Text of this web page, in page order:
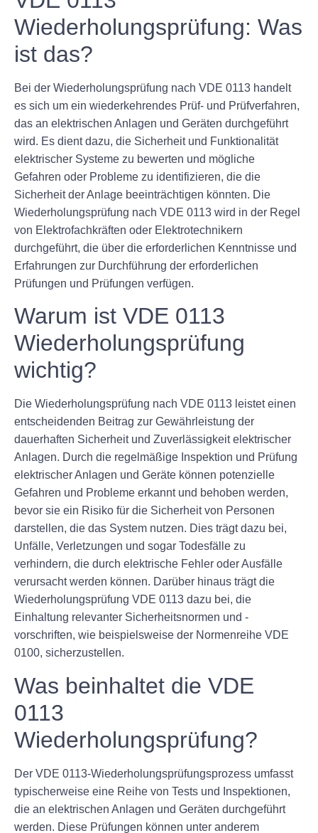
Wiederholungsprüfung: Was
ist das?
Bei der Wiederholungsprüfung nach VDE 0113 handelt
es sich um ein wiederkehrendes Prüf- und Prüfverfahren,
das an elektrischen Anlagen und Geräten durchgeführt
wird. Es dient dazu, die Sicherheit und Funktionalität
elektrischer Systeme zu bewerten und mögliche
Gefahren oder Probleme zu identifizieren, die die
Sicherheit der Anlage beeinträchtigen könnten. Die
Wiederholungsprüfung nach VDE 0113 wird in der Regel
von Elektrofachkräften oder Elektrotechnikern
durchgeführt, die über die erforderlichen Kenntnisse und
Erfahrungen zur Durchführung der erforderlichen
Prüfungen und Prüfungen verfügen.
Warum ist VDE 0113
Wiederholungsprüfung
wichtig?
Die Wiederholungsprüfung nach VDE 0113 leistet einen
entscheidenden Beitrag zur Gewährleistung der
dauerhaften Sicherheit und Zuverlässigkeit elektrischer
Anlagen. Durch die regelmäßige Inspektion und Prüfung
elektrischer Anlagen und Geräte können potenzielle
Gefahren und Probleme erkannt und behoben werden,
bevor sie ein Risiko für die Sicherheit von Personen
darstellen, die das System nutzen. Dies trägt dazu bei,
Unfälle, Verletzungen und sogar Todesfälle zu
verhindern, die durch elektrische Fehler oder Ausfälle
verursacht werden können. Darüber hinaus trägt die
Wiederholungsprüfung VDE 0113 dazu bei, die
Einhaltung relevanter Sicherheitsnormen und -
vorschriften, wie beispielsweise der Normenreihe VDE
0100, sicherzustellen.
Was beinhaltet die VDE
0113
Wiederholungsprüfung?
Der VDE 0113-Wiederholungsprüfungsprozess umfasst
typischerweise eine Reihe von Tests und Inspektionen,
die an elektrischen Anlagen und Geräten durchgeführt
werden. Diese Prüfungen können unter anderem